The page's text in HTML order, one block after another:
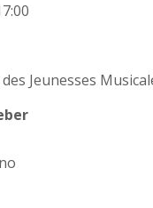
Jeunesses